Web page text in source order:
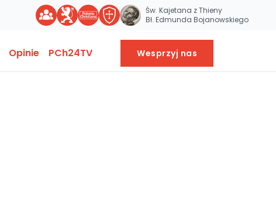
Św. Kajetana z Thieny
Bł. Edmunda Bojanowskiego
Opinie PCh24TV Wesprzyj nas